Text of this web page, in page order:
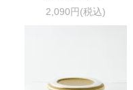
2,090円(税込)